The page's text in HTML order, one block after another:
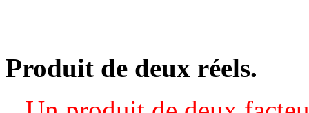
Produit de deux réels.